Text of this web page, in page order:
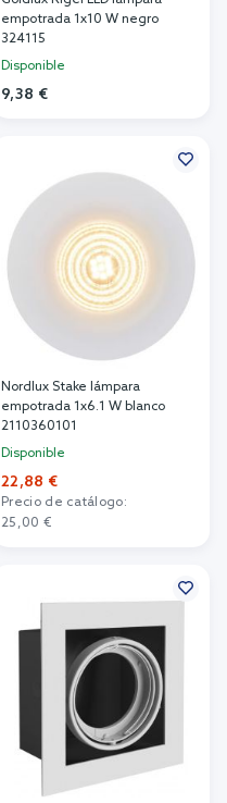
empotrada 1x10 W negro
324115
Disponible
9,38 €
Nordlux Stake lámpara
empotrada 1x6.1 W blanco
2110360101
Disponible
22,88 €
Precio de catálogo:
25,00 €